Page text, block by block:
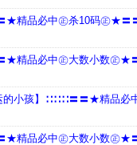
★精品必中㊣杀10码㊣★〓
★精品必中㊣大数小数㊣★
的小孩】∷∷∷〓〓★精品必
★精品必中㊣大数小数㊣★